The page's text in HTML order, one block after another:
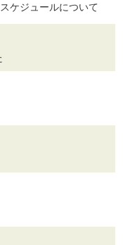
ケジュールについて